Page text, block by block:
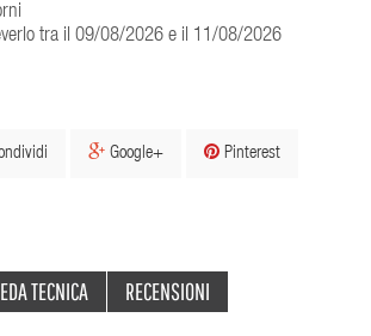
tra il 09/08/2026 e il 11/08/2026
Google+ Pinterest
TECNICA RECENSIONI